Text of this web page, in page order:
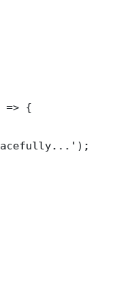
=> {